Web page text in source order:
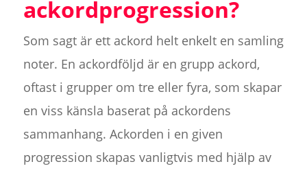
ackordprogression?
Som sagt är ett ackord helt enkelt en samling
noter. En ackordföljd är en grupp ackord,
oftast i grupper om tre eller fyra, som skapar
en viss känsla baserat på ackordens
sammanhang. Ackorden i en given
progression skapas vanligtvis med hjälp av